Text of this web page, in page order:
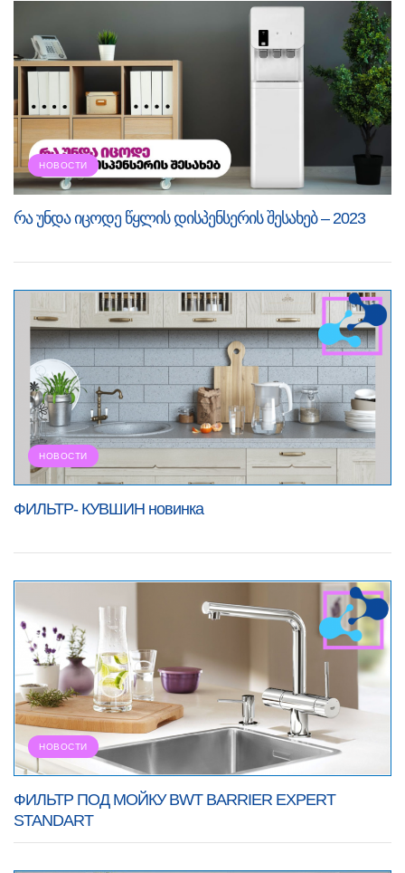
НОВОСТИ
რა უნდა იცოდე წყლის დისპენსერის შესახებ – 2023
НОВОСТИ
ФИЛЬТР- КУВШИН новинка
НОВОСТИ
ФИЛЬТР ПОД МОЙКУ BWT BARRIER EXPERT
STANDART